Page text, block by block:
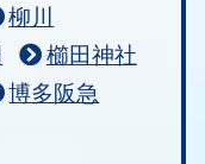
柳川
櫛田神社
博多阪急